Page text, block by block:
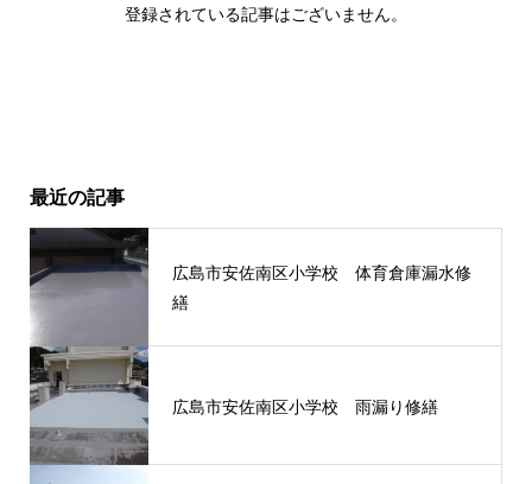
登録されている記事はございません。
最近の記事
広島市安佐南区小学校 体育倉庫漏水修
繕
広島市安佐南区小学校 雨漏り修繕